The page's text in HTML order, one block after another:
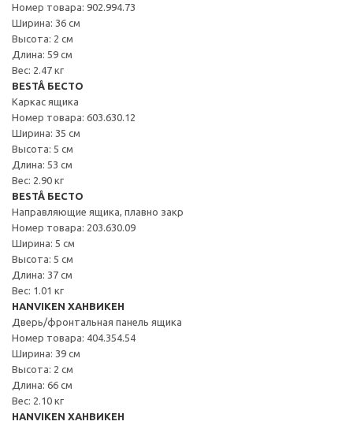
Номер товара: 902.994.73
Ширина: 36 см
Высота: 2 см
Длина: 59 см
Вес: 2.47 кг
BESTÅ БЕСТО
Каркас ящика
Номер товара: 603.630.12
Ширина: 35 см
Высота: 5 см
Длина: 53 см
Вес: 2.90 кг
BESTÅ БЕСТО
Направляющие ящика, плавно закр
Номер товара: 203.630.09
Ширина: 5 см
Высота: 5 см
Длина: 37 см
Вес: 1.01 кг
HANVIKEN ХАНВИКЕН
Дверь/фронтальная панель ящика
Номер товара: 404.354.54
Ширина: 39 см
Высота: 2 см
Длина: 66 см
Вес: 2.10 кг
HANVIKEN ХАНВИКЕН